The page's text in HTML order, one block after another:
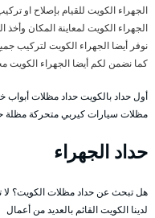
الجهراء الكويت للقيام بإصلاح او
الجهراء الكويت لمعاينة المكان وأخذ
نوفر أيضا الجهراء الكويت لتركيب
كما نضمن لكم أيضا الجهراء
أول حداد بالكويت حداد مظلات
مظلات سيارات كيربي متحركة مظلة
حداد الجهراء
هل تبحث عن حداد مظلات الكويت؟
لدينا الكويت القائم بالعديد من أعمال